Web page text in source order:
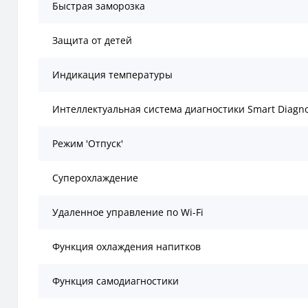
Быстрая заморозка
Защита от детей
Индикация температуры
Интеллектуальная система диагностики Smart
Режим 'Отпуск'
Суперохлаждение
Удаленное управление по Wi-Fi
Функция охлаждения напитков
Функция самодиагностики